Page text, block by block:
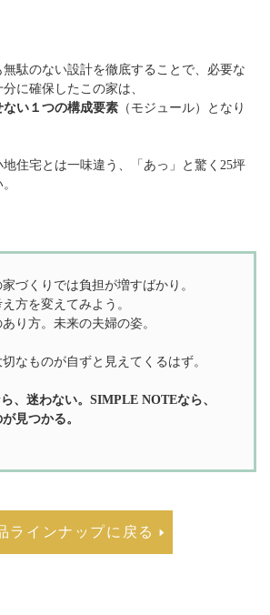
駄のない設計を徹底することで、必要な
に確保したこの家は、
い１つの構成要素 （モジュール）となり
住宅とは一味違う、「あっ」と驚く25坪
づくりでは負担が増すばかり。
方を変えてみよう。
り方。未来の夫婦の姿。
なものが自ずと見えてくるはず。
、迷わない。SIMPLE NOTEなら、
見つかる。
ラインナップに戻る